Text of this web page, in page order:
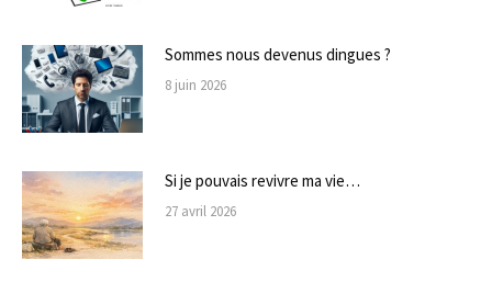
Sommes nous devenus dingues ?
8 juin 2026
Si je pouvais revivre ma vie…
27 avril 2026